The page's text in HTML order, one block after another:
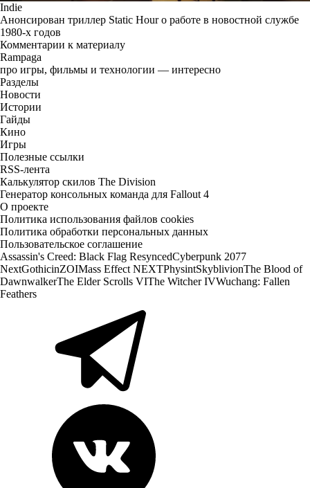
Indie
Анонсирован триллер Static Hour о работе в новостной службе
1980-х годов
Комментарии к материалу
Rampaga
про игры, фильмы и технологии — интересно
Разделы
Новости
Истории
Гайды
Кино
Игры
Полезные ссылки
RSS-лента
Калькулятор скилов The Division
Генератор консольных команда для Fallout 4
О проекте
Политика использования файлов cookies
Политика обработки персональных данных
Пользовательское соглашение
Assassin's Creed: Black Flag ResyncedCyberpunk 2077
NextGothicinZOIMass Effect NEXTPhysintSkyblivionThe Blood of
DawnwalkerThe Elder Scrolls VIThe Witcher IVWuchang: Fallen
Feathers